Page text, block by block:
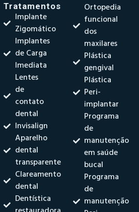
Tratamentos
Implante
Zigomático
Implantes
de Carga
Imediata
Lentes
de
contato
dental
Invisalign
Aparelho
dental
transparente
Clareamento
dental
Dentística
Ortopedia
funcional
dos
maxilares
Plástica
gengival
Plástica
Peri-
implantar
Programa
de
manutenção
em saúde
bucal
Programa
de
manutenção